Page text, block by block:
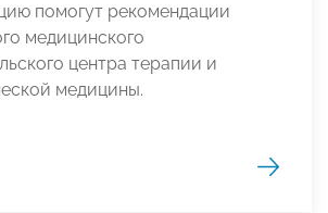
помогут рекомендации
медицинского
центра терапии и
медицины.